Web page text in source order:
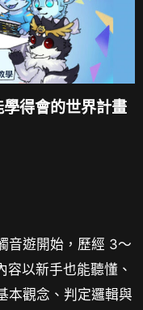
得會的世界計畫
音遊開始，歷經 3～
以新手也能聽懂、
本觀念、判定邏輯與